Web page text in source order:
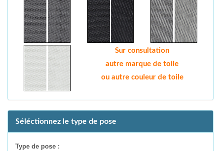
Sur consultation
autre marque de toile
ou autre couleur de toile
Séléctionnez le type de pose
Type de pose :